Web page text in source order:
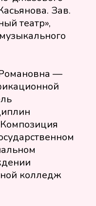
Зав.
театр»,
—
колледж
сети